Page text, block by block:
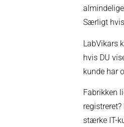
Særligt
LabVikars
hvis DU
kunde har
Fabrikken
stærke IT-